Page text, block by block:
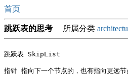
首页
跳跃表的思考 所属分类
跳跃表 SkipList
指针 指向下一个节点的，也有指向更远节